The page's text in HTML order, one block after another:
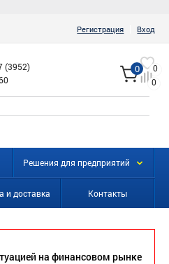
Регистрация Вход
(3952)
0
0
0
Решения для предприятий
и доставка Контакты
на финансовом рынке